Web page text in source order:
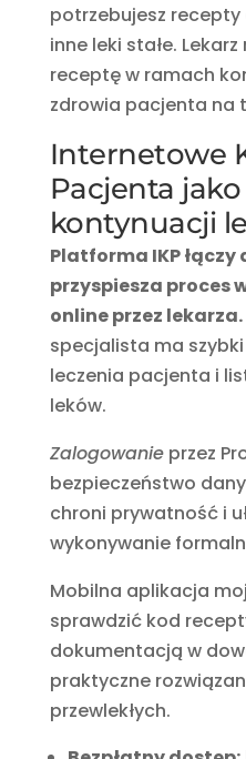
potrzebujesz
inne leki stałe.
receptę w ramach
zdrowia pacjenta na
Internetowe
Pacjenta
kontynuacji
Platforma IKP łączy
przyspiesza proces
online przez lekarza.
specjalista ma
leczenia pacjenta i
leków.
Zalogowanieprzez
bezpieczeństwo
chroni prywatność i
wykonywanie
Mobilna aplikacja
sprawdzić kod
dokumentacją w
praktyczne
przewlekłych.